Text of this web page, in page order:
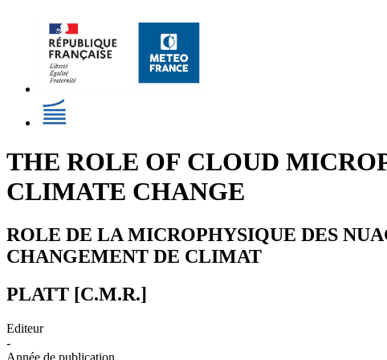
THE ROLE OF CLOUD
CLIMATE CHANGE
ROLE DE LA MICROPHYSIQUE DES
CHANGEMENT DE CLIMAT
PLATT [C.M.R.]
Editeur
-
Année de publication